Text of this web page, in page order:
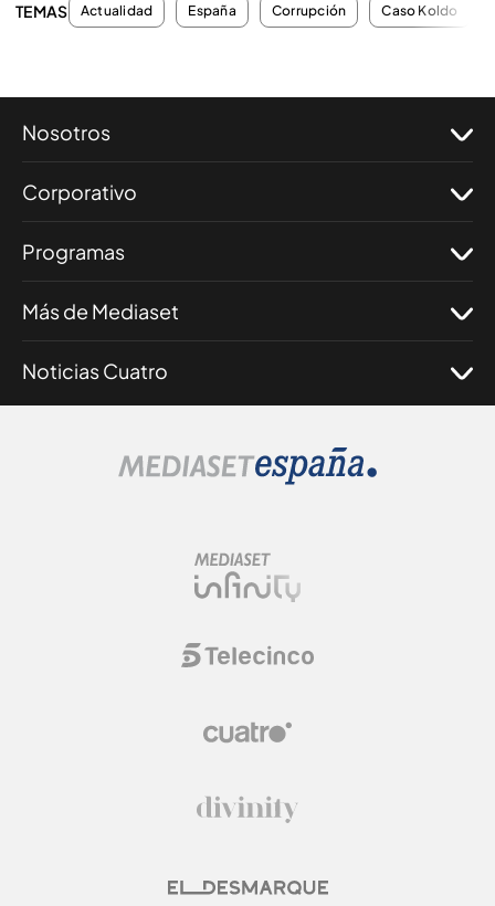
TEMAS Actualidad España Corrupción Caso Koldo
Nosotros
Corporativo
Programas
Más de Mediaset
Noticias Cuatro